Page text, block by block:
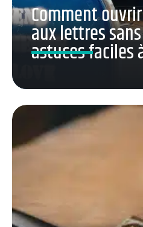
Comment
aux lettres
astuces faciles